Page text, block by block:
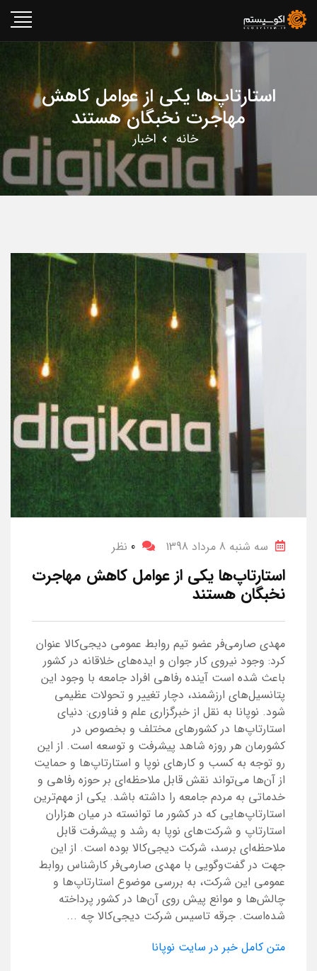
استارتاپ‌ها یکی از عوامل کاهش
مهاجرت نخبگان هستند
خانه اخبار
سه شنبه 8 مرداد 1398 0 نظر
استارتاپ‌ها یکی از عوامل کاهش مهاجرت
نخبگان هستند
مهدی صارمی‌فر عضو تیم روابط عمومی دیجی‌کالا عنوان
کرد: وجود نیروی کار جوان و ایده‌های خلاقانه در کشور
باعث شده است آینده رفاهی افراد جامعه با وجود این
پتانسیل‌های ارزشمند، دچار تغییر و تحولات عظیمی
شود. نوپانا به نقل از خبرگزاری علم و فناوری: دنیای
استارتاپ‌ها در کشورهای مختلف و بخصوص در
کشورمان هر روزه شاهد پیشرفت و توسعه است. از این
رو توجه به کسب و کارهای نوپا و استارتاپ‌ها و حمایت
از آن‌ها می‌تواند نقش قابل ملاحظه‌ای بر حوزه رفاهی و
خدماتی به مردم جامعه را داشته باشد. یکی از مهم‌ترین
استارتاپ‌هایی که در کشور ما توانسته در میان هزاران
استارتاپ و شرکت‌های نوپا به رشد و پیشرفت قابل
ملاحظه‌ای برسد، شرکت دیجی‌کالا بوده است. از این
جهت در گفت‌وگویی با مهدی صارمی‌فر کارشناس روابط
عمومی این شرکت، به بررسی موضوع استارتاپ‌ها و
چالش‌ها و موانع پیش روی آن‌ها در کشور پرداخته
شده‌است. جرقه تاسیس شرکت دیجی‌کالا چه ...
متن کامل خبر در سایت نوپانا